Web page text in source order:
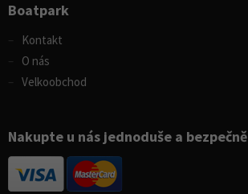
Boatpark
Kontakt
O nás
Velkoobchod
Nakupte u nás jednoduše a bezpečně